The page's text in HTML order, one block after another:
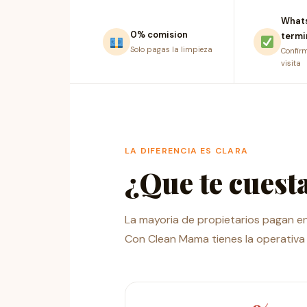
0% comision
Solo pagas la limpieza
visita
LA DIFERENCIA ES CLARA
¿Que te
La mayoria de propietarios pagan
Con Clean Mama tienes la